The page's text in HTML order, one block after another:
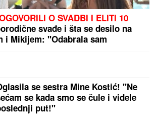
O SVADBI I ELITI 10
svađe i šta se desilo na
i Mikijem: "Odabrala sam
se sestra Mine Kostić! "Ne
se kada smo se čule i videle
put!"